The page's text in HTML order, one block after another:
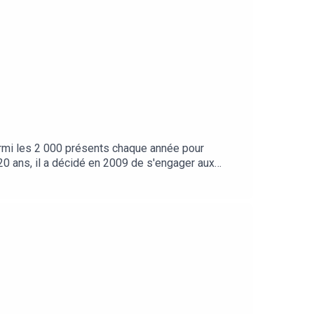
les 2 000 présents chaque année pour
ans, il a décidé en 2009 de s'engager aux
de l'UTMB, de son rôle clé sur l'événement et
mais aussi de pasta ... Bonne
aimez ce podcast et que vous voulez le
Blanc, rdv sur Insta : @UTMBMontBlanc